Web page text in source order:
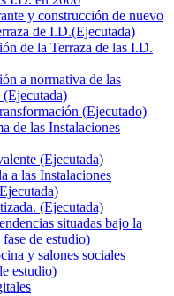
y construcción de nuevo
de I.D.(Ejecutada)
de la Terraza de las I.D.
a normativa de las
(Ejecutada)
(Ejecutado)
de las Instalaciones
(Ejecutada)
a las Instalaciones
(Ejecutada)
situadas bajo la
de estudio)
y salones sociales
estudio)